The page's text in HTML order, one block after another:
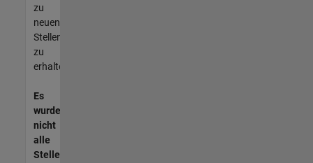
zu
neuen
Stellenangeboten
zu
erhalten.
Es
wurden
nicht
alle
Stellen